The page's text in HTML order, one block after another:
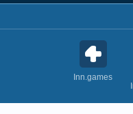
Inn.games